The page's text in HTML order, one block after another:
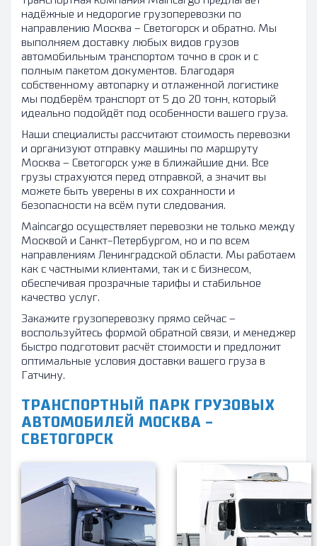
надёжные и недорогие грузоперевозки по
направлению Москва – Светогорск и обратно. Мы
выполняем доставку любых видов грузов
автомобильным транспортом точно в срок и с
полным пакетом документов. Благодаря
собственному автопарку и отлаженной логистике
мы подберём транспорт от 5 до 20 тонн, который
идеально подойдёт под особенности вашего груза.
Наши специалисты рассчитают стоимость перевозки
и организуют отправку машины по маршруту
Москва – Светогорск уже в ближайшие дни. Все
грузы страхуются перед отправкой, а значит вы
можете быть уверены в их сохранности и
безопасности на всём пути следования.
Maincargo осуществляет перевозки не только между
Москвой и Санкт-Петербургом, но и по всем
направлениям Ленинградской области. Мы работаем
как с частными клиентами, так и с бизнесом,
обеспечивая прозрачные тарифы и стабильное
качество услуг.
Закажите грузоперевозку прямо сейчас –
воспользуйтесь формой обратной связи, и менеджер
быстро подготовит расчёт стоимости и предложит
оптимальные условия доставки вашего груза в
Гатчину.
ТРАНСПОРТНЫЙ ПАРК ГРУЗОВЫХ
АВТОМОБИЛЕЙ МОСКВА -
СВЕТОГОРСК